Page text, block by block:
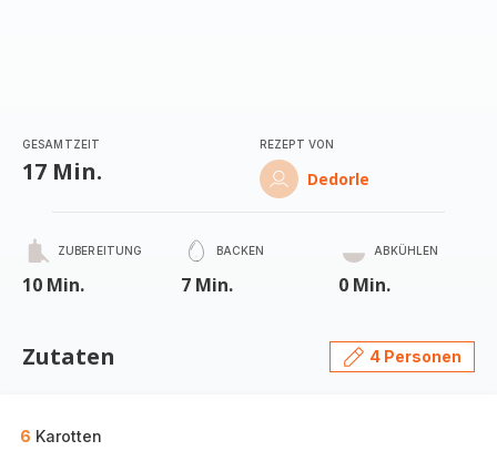
GESAMTZEIT
17 Min.
REZEPT VON
Dedorle
ZUBEREITUNG
10 Min.
BACKEN
7 Min.
ABKÜHLEN
0 Min.
Zutaten 4 Personen
6 Karotten